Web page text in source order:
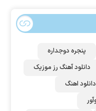
پنجره دوجداره
دانلود آهنگ رز‌ موزیک
دانلود اهنگ